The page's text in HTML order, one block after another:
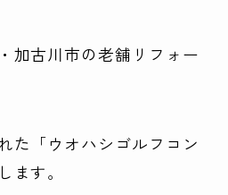
加古川市の老舗リフォー
た「ウオハシゴルフコン
ます。